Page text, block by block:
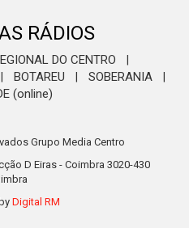
RÁDIOS
DO CENTRO
BOTAREU SOBERANIA
(online)
Grupo Media Centro
D Eiras - Coimbra 3020-430
Digital RM